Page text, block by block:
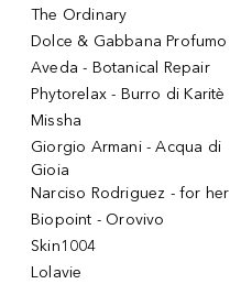
The Ordinary
Dolce & Gabbana Profumo
Aveda - Botanical Repair
Phytorelax - Burro di Karitè
Missha
Giorgio Armani - Acqua di
Gioia
Narciso Rodriguez - for her
Biopoint - Orovivo
Skin1004
Lolavie